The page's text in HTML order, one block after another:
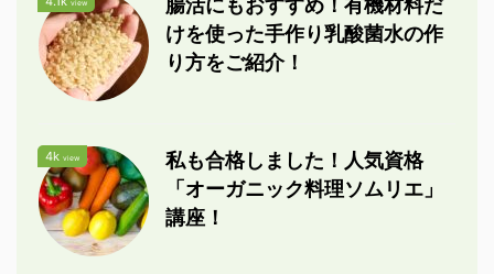
view
腸活にもおすすめ！有機材料だ
けを使った手作り乳酸菌水の作
り方をご紹介！
4k view
私も合格しました！人気資格
「オーガニック料理ソムリエ」
講座！